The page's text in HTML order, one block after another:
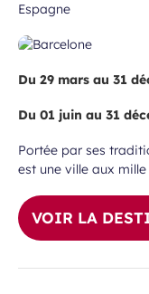
Espagne
Du 29 mars au 31
Du 01 juin au 31
Portée par ses
est une ville aux
VOIR LA